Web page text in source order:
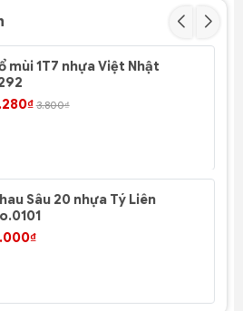
mùi 1T7 nhựa Việt Nhật
3.800₫
Sâu 20 nhựa Tý Liên